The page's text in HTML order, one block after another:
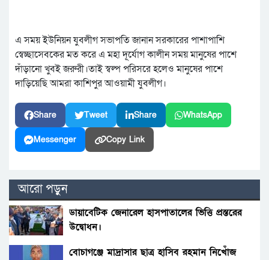
এ সময় ইউনিয়ন যুবলীগ সভাপতি জানান সরকারের পাশাপাশি
স্বেচ্ছাসেবকের মত করে এ মহা দূর্যোগ কালীন সময় মানুষের পাশে
দাঁড়ানো খুবই জরুরী।তাই স্বল্প পরিসরে হলেও মানুষের পাশে
দাড়িয়েছি আমরা কাশিপুর আওয়ামী যুবলীগ।
Share Tweet Share WhatsApp
Messenger Copy Link
আরো পড়ুন
ডায়াবেটিক জেনারেল হাসপাতালের ভিত্তি প্রস্তরের
উদ্বোধন।
বোচাগঞ্জে মাদ্রাসার ছাত্র হাসিব রহমান নিখোঁজ